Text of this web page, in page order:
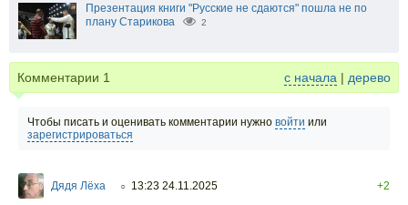
Презентация книги "Русские не сдаются" пошла не по
плану Старикова
2
Комментарии 1 с начала | дерево
Чтобы писать и оценивать комментарии нужно войти или
зарегистрироваться
Дядя Лёха ○ 13:23 24.11.2025
+2